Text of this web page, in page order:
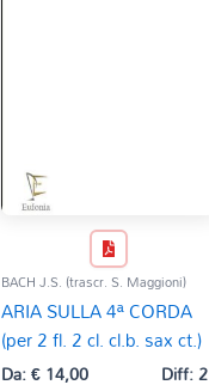
BACH J.S. (trascr. S. Maggioni)
ARIA SULLA 4ª CORDA
(per 2 fl. 2 cl. cl.b. sax ct.)
Da:€14,00 Diff: 2